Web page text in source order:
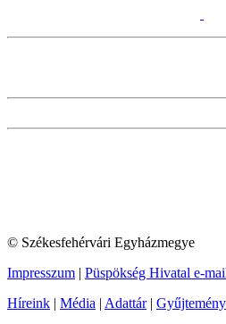
© Székesfehérvári Egyházmegye
Impresszum | Püspökség Hivatal e-
Híreink | Média | Adattár|